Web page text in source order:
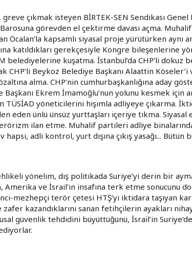
çıkmak isteyen BİRTEK-SEN Sendikası Genel
görevden el çektirme davası açma.
Öcalan’la kapsamlı siyasal proje yürütürken aynı
katıldıkları gerekçesiyle Kongre bileşenlerine
belediyelerine kuşatma. İstanbul’da CHP’li
CHP’li Beykoz Belediye Başkanı Alaattin
alma. CHP’nin cumhurbaşkanlığına aday
Başkanı Ekrem İmamoğlu’nun yolunu kesmek için
TÜSİAD yöneticilerini hışımla adliyeye çıkarma.
eden ünlü ünsüz yurttaşları içeriye tıkma.
ilan etme. Muhalif partileri adliye
adli kontrol, yurt dışına çıkış yasağı... Bütün
yönelim, dış politikada Suriye’yi derin bir
Amerika ve İsrail’in insafına terk etme sonucunu
mezhepçi terör çetesi HTŞ’yi iktidara taşıyan
kazandıklarını sanan fetihçilerin ayakları
güvenlik tehdidini büyüttüğünü, İsrail’in